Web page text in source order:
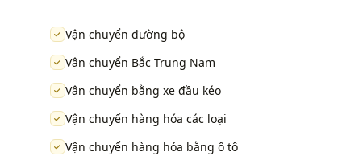
Vận chuyển đường bộ
Vận chuyển Bắc Trung Nam
Vận chuyển bằng xe đầu kéo
Vận chuyển hàng hóa các loại
Vận chuyển hàng hóa bằng ô tô